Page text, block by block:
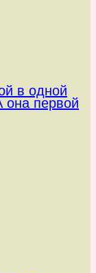
в одной
она первой